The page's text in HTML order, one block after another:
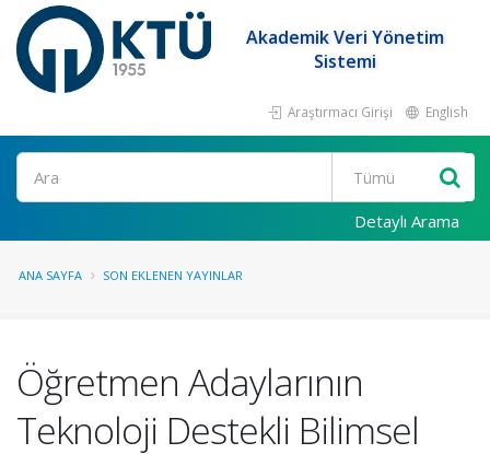
Akademik Veri Yönetim
Sistemi
Araştırmacı Girişi English
Ara
Detaylı Arama
ANA SAYFA SON EKLENEN YAYINLAR
Öğretmen Adaylarının
Teknoloji Destekli Bilimsel